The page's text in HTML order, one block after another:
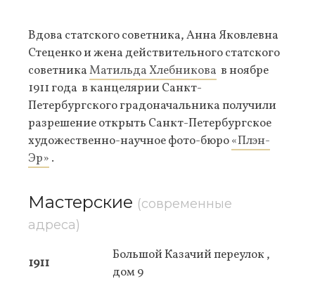
Вдова статского советника, Анна Яковлевна
Стеценко и жена действительного статского
советникаМатильда Хлебникова в ноябре
1911 года в канцелярии Санкт-
Петербургского градоначальника получили
разрешение открыть Санкт-Петербургское
художественно-научное фото-бюро«Плэн-
Эр» .
Мастерские (современные
адреса)
1911
Большой Казачий переулок ,
дом 9